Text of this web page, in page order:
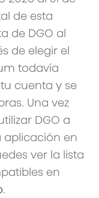
de esta
de DGO al
de elegir el
todavía
cuenta y se
Una vez
DGO a
aplicación en
ver la lista
en
.